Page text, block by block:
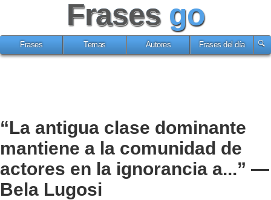
Frases go
Frases Temas Autores Frases del día
“La antigua clase dominante
mantiene a la comunidad de
actores en la ignorancia a...” —
Bela Lugosi